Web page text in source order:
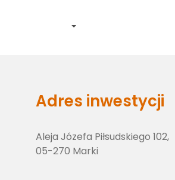
Adres inwestycji
Aleja Józefa Piłsudskiego 102,
05-270 Marki